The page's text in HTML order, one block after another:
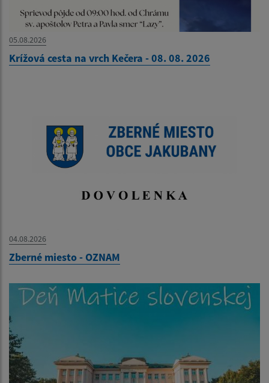
05.08.2026
Krížová cesta na vrch Kečera - 08. 08. 2026
04.08.2026
Zberné miesto - OZNAM